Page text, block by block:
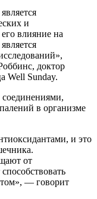
и
влияние на
доктор
Well Sunday.
в организме
и это
от
— говорит